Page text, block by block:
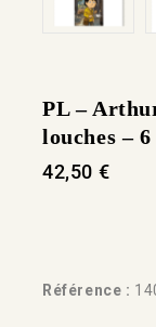
PL –
louches –
42,50 €
Référence :